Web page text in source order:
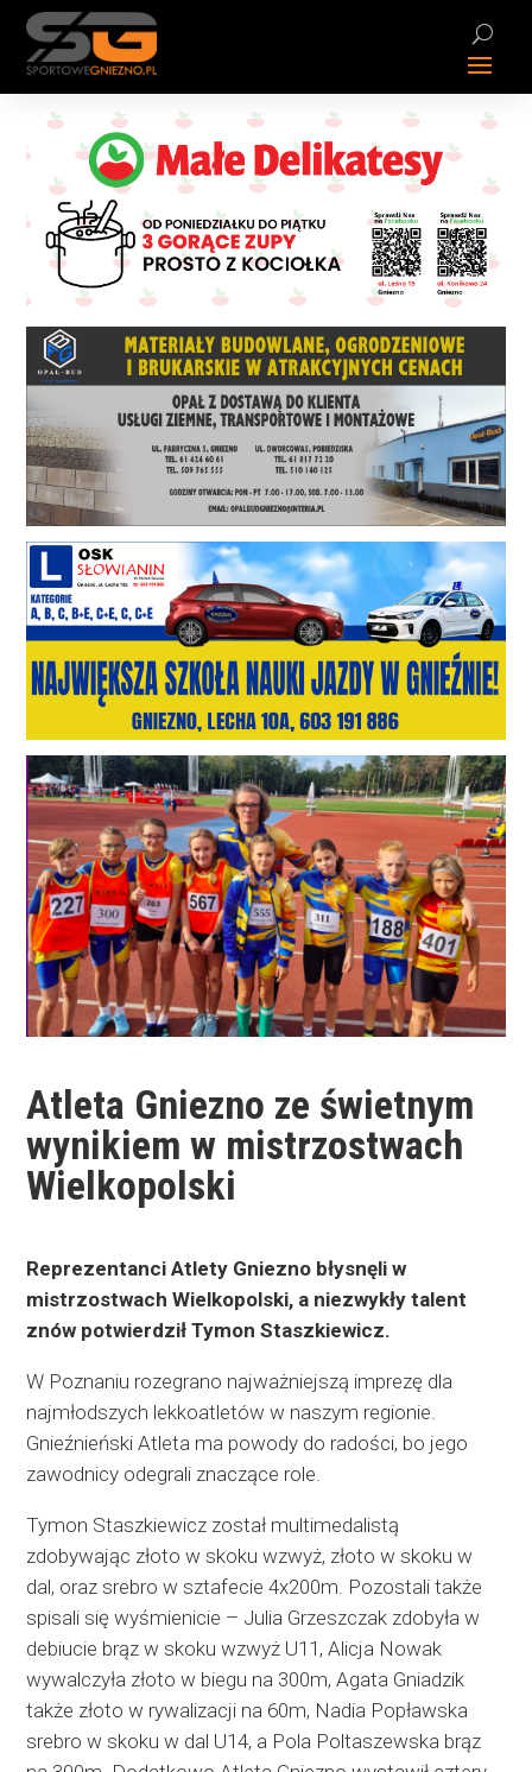
Atleta Gniezno ze świetnym
wynikiem w mistrzostwach
Wielkopolski
Reprezentanci Atlety Gniezno błysnęli w
mistrzostwach Wielkopolski, a niezwykły talent
znów potwierdził Tymon Staszkiewicz.
W Poznaniu rozegrano najważniejszą imprezę dla
najmłodszych lekkoatletów w naszym regionie.
Gnieźnieński Atleta ma powody do radości, bo jego
zawodnicy odegrali znaczące role.
Tymon Staszkiewicz został multimedalistą
zdobywając złoto w skoku wzwyż, złoto w skoku w
dal, oraz srebro w sztafecie 4x200m. Pozostali także
spisali się wyśmienicie – Julia Grzeszczak zdobyła w
debiucie brąz w skoku wzwyż U11, Alicja Nowak
wywalczyła złoto w biegu na 300m, Agata Gniadzik
także złoto w rywalizacji na 60m, Nadia Popławska
srebro w skoku w dal U14, a Pola Poltaszewska brąz